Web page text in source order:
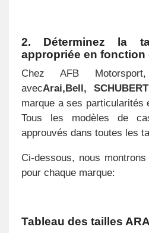
2. Déterminez la
appropriée en fonction
Chez AFB
avecArai,Bell,
marque a ses particularités
Tous les modèles de
approuvés dans toutes les
Ci-dessous, nous
pour chaque marque:
Tableau des tailles